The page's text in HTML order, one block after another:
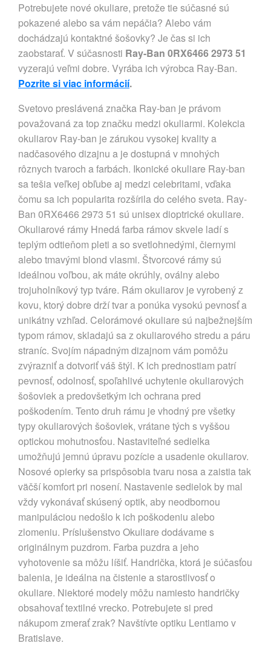
Potrebujete nové okuliare, pretože tie súčasné sú
pokazené alebo sa vám nepáčia? Alebo vám
dochádzajú kontaktné šošovky? Je čas si ich
zaobstarať. V súčasnosti Ray-Ban 0RX6466 2973 51
vyzerajú veľmi dobre. Vyrába ich výrobca Ray-Ban.
Pozrite si viac informácií.
Svetovo preslávená značka Ray-ban je právom
považovaná za top značku medzi okuliarmi. Kolekcia
okuliarov Ray-ban je zárukou vysokej kvality a
nadčasového dizajnu a je dostupná v mnohých
rôznych tvaroch a farbách. Ikonické okuliare Ray-ban
sa tešia veľkej obľube aj medzi celebritami, vďaka
čomu sa ich popularita rozšírila do celého sveta. Ray-
Ban 0RX6466 2973 51 sú unisex dioptrické okuliare.
Okuliarové rámy Hnedá farba rámov skvele ladí s
teplým odtieňom pleti a so svetlohnedými, čiernymi
alebo tmavými blond vlasmi. Štvorcové rámy sú
ideálnou voľbou, ak máte okrúhly, oválny alebo
trojuholníkový typ tváre. Rám okuliarov je vyrobený z
kovu, ktorý dobre drží tvar a ponúka vysokú pevnosť a
unikátny vzhľad. Celorámové okuliare sú najbežnejším
typom rámov, skladajú sa z okuliarového stredu a páru
straníc. Svojím nápadným dizajnom vám pomôžu
zvýrazniť a dotvoriť váš štýl. K ich prednostiam patrí
pevnosť, odolnosť, spoľahlivé uchytenie okuliarových
šošoviek a predovšetkým ich ochrana pred
poškodením. Tento druh rámu je vhodný pre všetky
typy okuliarových šošoviek, vrátane tých s vyššou
optickou mohutnosťou. Nastaviteľné sedielka
umožňujú jemnú úpravu pozície a usadenie okuliarov.
Nosové opierky sa prispôsobia tvaru nosa a zaistia tak
väčší komfort pri nosení. Nastavenie sedielok by mal
vždy vykonávať skúsený optik, aby neodbornou
manipuláciou nedošlo k ich poškodeniu alebo
zlomeniu. Príslušenstvo Okuliare dodávame s
originálnym puzdrom. Farba puzdra a jeho
vyhotovenie sa môžu líšiť. Handrička, ktorá je súčasťou
balenia, je ideálna na čistenie a starostlivosť o
okuliare. Niektoré modely môžu namiesto handričky
obsahovať textilné vrecko. Potrebujete si pred
nákupom zmerať zrak? Navštívte optiku Lentiamo v
Bratislave.